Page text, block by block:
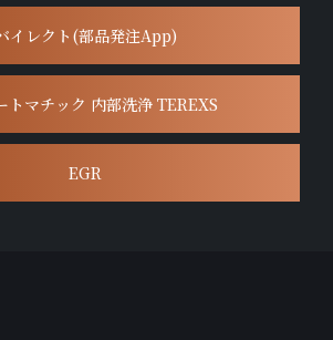
イレクト(部品発注App)
トマチック 内部洗浄 TEREXS
EGR